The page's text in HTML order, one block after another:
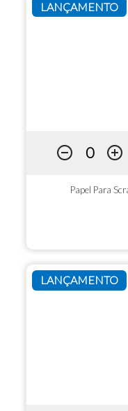
LANÇAMENTO
Papel Para
LANÇAMENTO